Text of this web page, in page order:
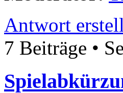
Antwort
7 Beiträge •